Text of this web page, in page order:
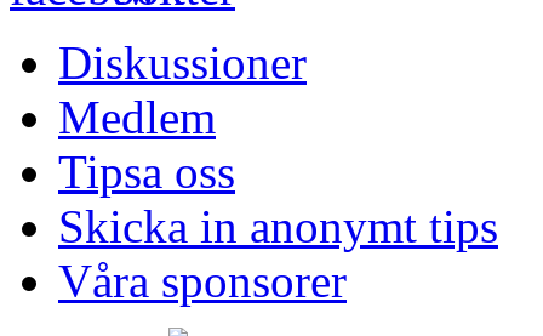
Diskussioner
Medlem
Tipsa oss
Skicka in anonymt tips
Våra sponsorer